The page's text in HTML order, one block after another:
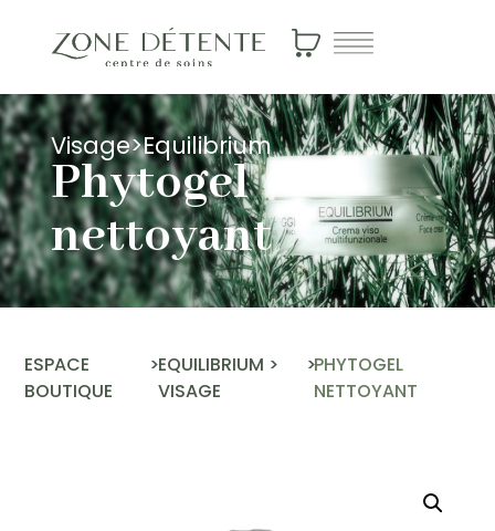
Equilibrium
>
Visage
Phytogel
nettoyant
ESPACE
BOUTIQUE
>EQUILIBRIUM >
VISAGE
>PHYTOGEL
NETTOYANT